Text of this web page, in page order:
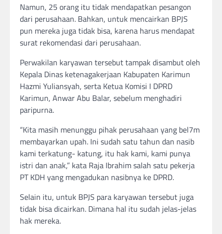
Namun, 25 orang itu tidak mendapatkan pesangon
dari perusahaan. Bahkan, untuk mencairkan BPJS
pun mereka juga tidak bisa, karena harus mendapat
surat rekomendasi dari perusahaan.
Perwakilan karyawan tersebut tampak disambut oleh
Kepala Dinas ketenagakerjaan Kabupaten Karimun
Hazmi Yuliansyah, serta Ketua Komisi I DPRD
Karimun, Anwar Abu Balar, sebelum menghadiri
paripurna.
“Kita masih menunggu pihak perusahaan yang bel7m
membayarkan upah. Ini sudah satu tahun dan nasib
kami terkatung- katung, itu hak kami, kami punya
istri dan anak,” kata Raja Ibrahim salah satu pekerja
PT KDH yang mengadukan nasibnya ke DPRD.
Selain itu, untuk BPJS para karyawan tersebut juga
tidak bisa dicairkan. Dimana hal itu sudah jelas-jelas
hak mereka.